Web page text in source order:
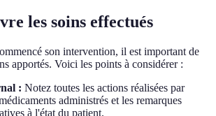
les soins effectués
son intervention, il est important de
apportés. Voici les points à considérer :
: Notez toutes les actions réalisées par
administrés et les remarques
à l'état du patient.